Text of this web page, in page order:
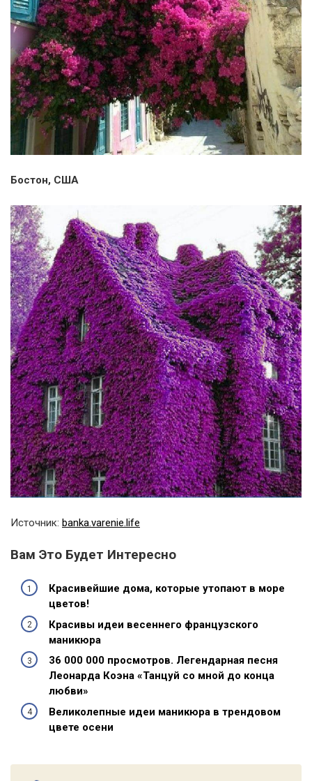
Бостон, США
Источник: banka.varenie.life
Вам Это Будет Интересно
Красивейшие дома, которые утопают в море
цветов!
Красивы идеи весеннего французского
маникюра
36 000 000 просмотров. Легендарная песня
Леонарда Коэна «Танцуй со мной до конца
любви»
Великолепные идеи маникюра в трендовом
цвете осени